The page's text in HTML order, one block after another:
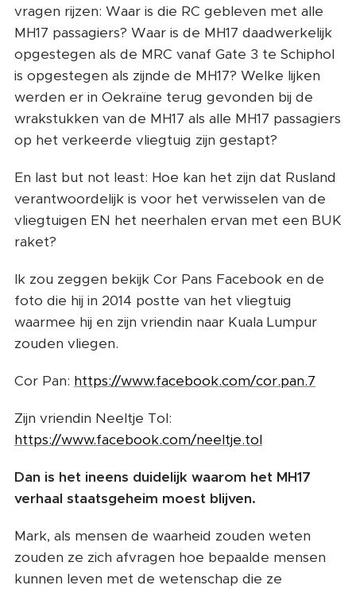
vragen rijzen: Waar is die RC gebleven met alle
MH17 passagiers? Waar is de MH17 daadwerkelijk
opgestegen als de MRC vanaf Gate 3 te Schiphol
is opgestegen als zijnde de MH17? Welke lijken
werden er in Oekraïne terug gevonden bij de
wrakstukken van de MH17 als alle MH17 passagiers
op het verkeerde vliegtuig zijn gestapt?
En last but not least: Hoe kan het zijn dat Rusland
verantwoordelijk is voor het verwisselen van de
vliegtuigen EN het neerhalen ervan met een BUK
raket?
Ik zou zeggen bekijk Cor Pans Facebook en de
foto die hij in 2014 postte van het vliegtuig
waarmee hij en zijn vriendin naar Kuala Lumpur
zouden vliegen.
Cor Pan: https://www.facebook.com/cor.pan.7
Zijn vriendin Neeltje Tol:
https://www.facebook.com/neeltje.tol
Dan is het ineens duidelijk waarom het MH17
verhaal staatsgeheim moest blijven.
Mark, als mensen de waarheid zouden weten
zouden ze zich afvragen hoe bepaalde mensen
kunnen leven met de wetenschap die ze